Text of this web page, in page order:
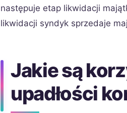
następuje etap likwidacji
likwidacji syndyk sprzedaje
Jakie są
upadłości